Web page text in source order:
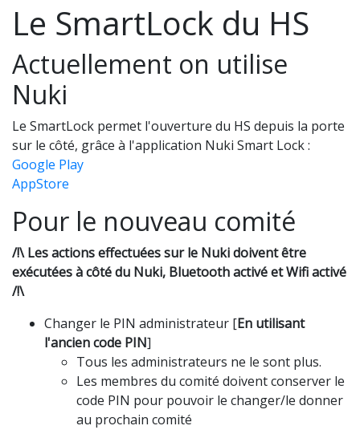
Le SmartLock du HS
Actuellement on utilise
Nuki
Le SmartLock permet l'ouverture du HS depuis la porte
sur le côté, grâce à l'application Nuki Smart Lock :
Google Play
AppStore
Pour le nouveau comité
/!\ Les actions effectuées sur le Nuki doivent être
exécutées à côté du Nuki, Bluetooth activé et Wifi activé
/!\
Changer le PIN administrateur [En utilisant
l'ancien code PIN]
Tous les administrateurs ne le sont plus.
Les membres du comité doivent conserver le
code PIN pour pouvoir le changer/le donner
au prochain comité